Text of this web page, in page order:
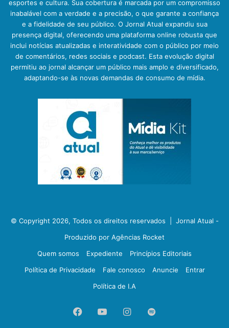
esportes e cultura. Sua cobertura é marcada por um compromisso
inabalável com a verdade e a precisão, o que garante a confiança
e a fidelidade de seu público. O Jornal Atual expandiu sua
presença digital, oferecendo uma plataforma online robusta que
inclui notícias atualizadas e interatividade com o público por meio
de comentários, redes sociais e podcast. Esta evolução digital
permitiu ao jornal alcançar um público mais amplo e diversificado,
adaptando-se às novas demandas de consumo de mídia.
© Copyright 2026, Todos os direitos reservados | Jornal Atual -
Produzido por Agências Rocket
Quem somos
Expediente
Princípios Editoriais
Política de Privacidade
Fale conosco Anuncie
Entrar
Política de I.A
FacebookYouTubeInstagram
Spotify